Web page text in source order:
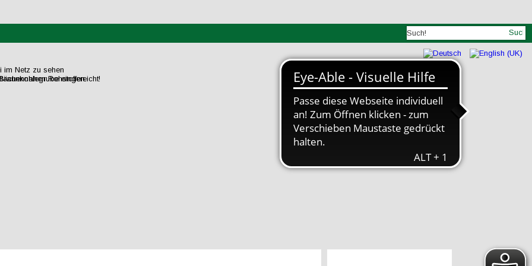
im Netz zu sehen
Rohstoffen.
eingereicht!